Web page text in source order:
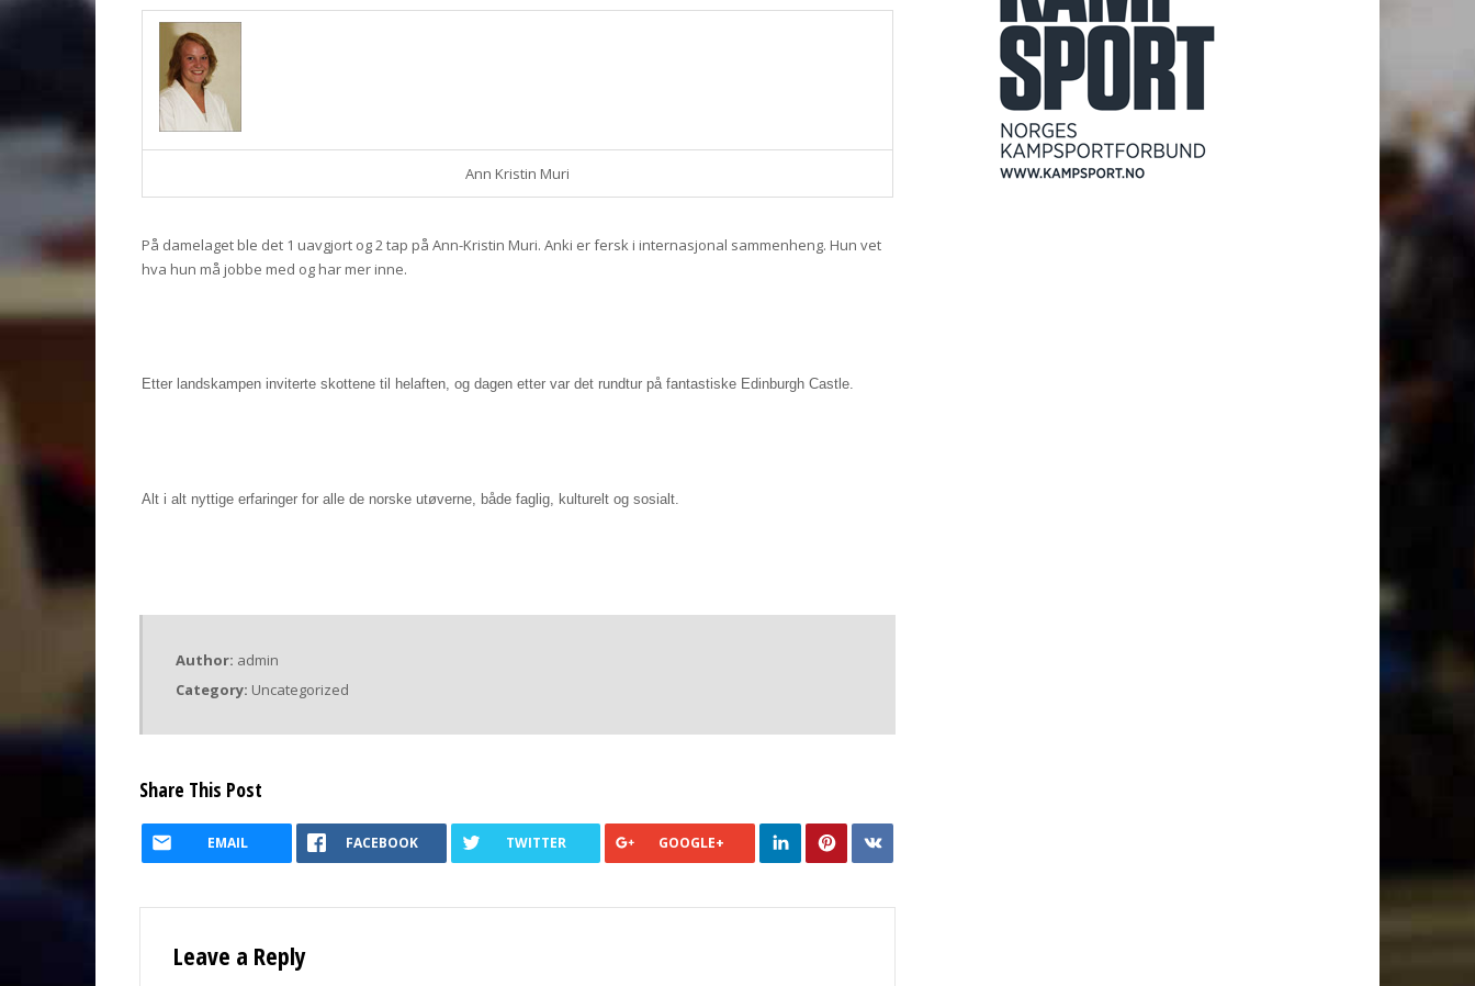
Ann Kristin Muri
På damelaget ble det 1 uavgjort og 2 tap på Ann-Kristin Muri. Anki er fersk i internasjonal sammenheng. Hun vet
hva hun må jobbe med og har mer inne.
Etter landskampen inviterte skottene til helaften, og dagen etter var det rundtur på fantastiske Edinburgh Castle.
Alt i alt nyttige erfaringer for alle de norske utøverne, både faglig, kulturelt og sosialt.
Author: admin
Category: Uncategorized
Share This Post
EMAIL FACEBOOK TWITTER GOOGLE+
Leave a Reply